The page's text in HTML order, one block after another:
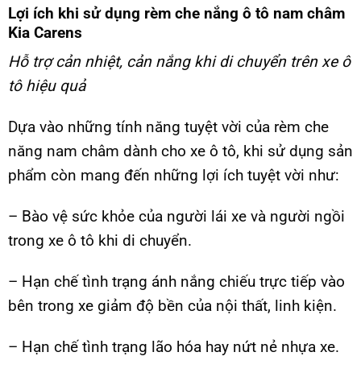
Lợi ích khi sử dụng rèm che nắng ô tô nam châm
Kia Carens
Hỗ trợ cản nhiệt, cản nắng khi di chuyển trên xe ô
tô hiệu quả
Dựa vào những tính năng tuyệt vời của rèm che
năng nam châm dành cho xe ô tô, khi sử dụng sản
phẩm còn mang đến những lợi ích tuyệt vời như:
– Bào vệ sức khỏe của người lái xe và người ngồi
trong xe ô tô khi di chuyển.
– Hạn chế tình trạng ánh nắng chiếu trực tiếp vào
bên trong xe giảm độ bền của nội thất, linh kiện.
– Hạn chế tình trạng lão hóa hay nứt nẻ nhựa xe.